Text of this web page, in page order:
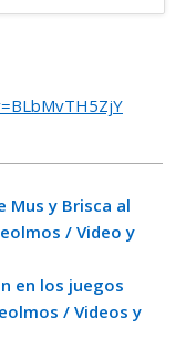
Mus y Brisca al
/ Video y
en los juegos
/ Videos y